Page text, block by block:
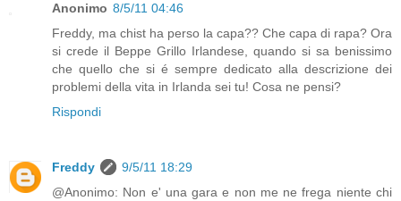
Anonimo 8/5/11 04:46
Freddy, ma chist ha perso la capa?? Che capa di rapa? Ora
si crede il Beppe Grillo Irlandese, quando si sa benissimo
che quello che si é sempre dedicato alla descrizione dei
problemi della vita in Irlanda sei tu! Cosa ne pensi?
Rispondi
Freddy
9/5/11 18:29
@Anonimo: Non e' una gara e non me ne frega niente chi